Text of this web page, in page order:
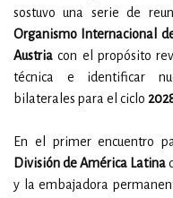
sostuvo una serie de
Organismo Internacional
Austriacon el propósito
técnica e identificar
bilaterales para el ciclo
En el primer encuentro
División de América Latina
y la embajadora